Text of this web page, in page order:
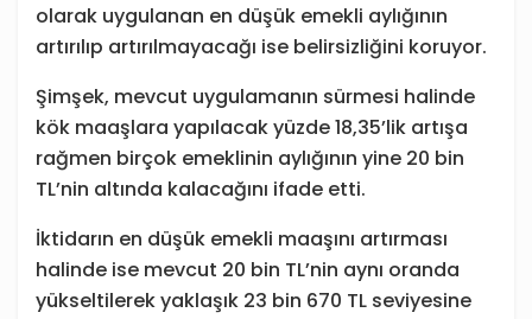
olarak uygulanan en düşük emekli aylığının
artırılıp artırılmayacağı ise belirsizliğini koruyor.
Şimşek, mevcut uygulamanın sürmesi halinde
kök maaşlara yapılacak yüzde 18,35’lik artışa
rağmen birçok emeklinin aylığının yine 20 bin
TL’nin altında kalacağını ifade etti.
İktidarın en düşük emekli maaşını artırması
halinde ise mevcut 20 bin TL’nin aynı oranda
yükseltilerek yaklaşık 23 bin 670 TL seviyesine